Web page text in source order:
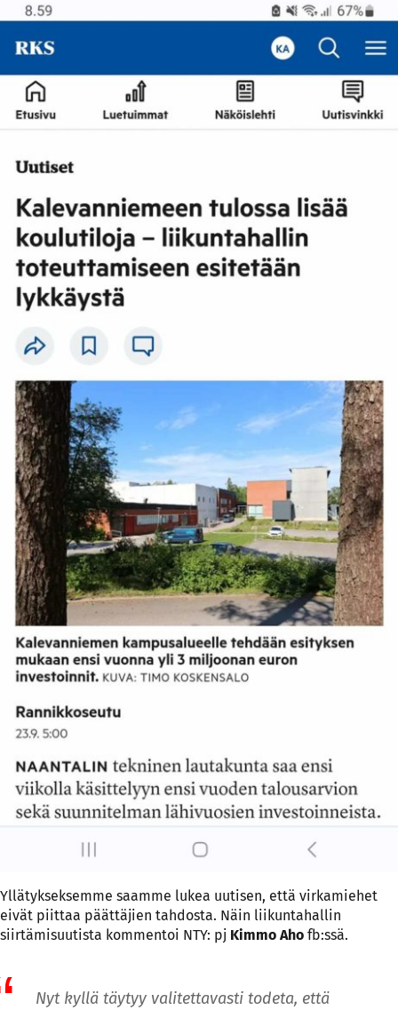
Yllätykseksemme saamme lukea uutisen, että virkamiehet
eivät piittaa päättäjien tahdosta. Näin liikuntahallin
siirtämisuutista kommentoi NTY: pj Kimmo Aho fb:ssä.
Nyt kyllä täytyy valitettavasti todeta, että